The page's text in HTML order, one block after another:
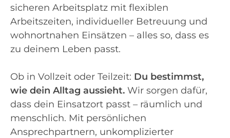
sicheren Arbeitsplatz mit flexiblen
Arbeitszeiten, individueller Betreuung und
wohnortnahen Einsätzen – alles so, dass es
zu deinem Leben passt.
Ob in Vollzeit oder Teilzeit: Du bestimmst,
wie dein Alltag aussieht. Wir sorgen dafür,
dass dein Einsatzort passt – räumlich und
menschlich. Mit persönlichen
Ansprechpartnern, unkomplizierter